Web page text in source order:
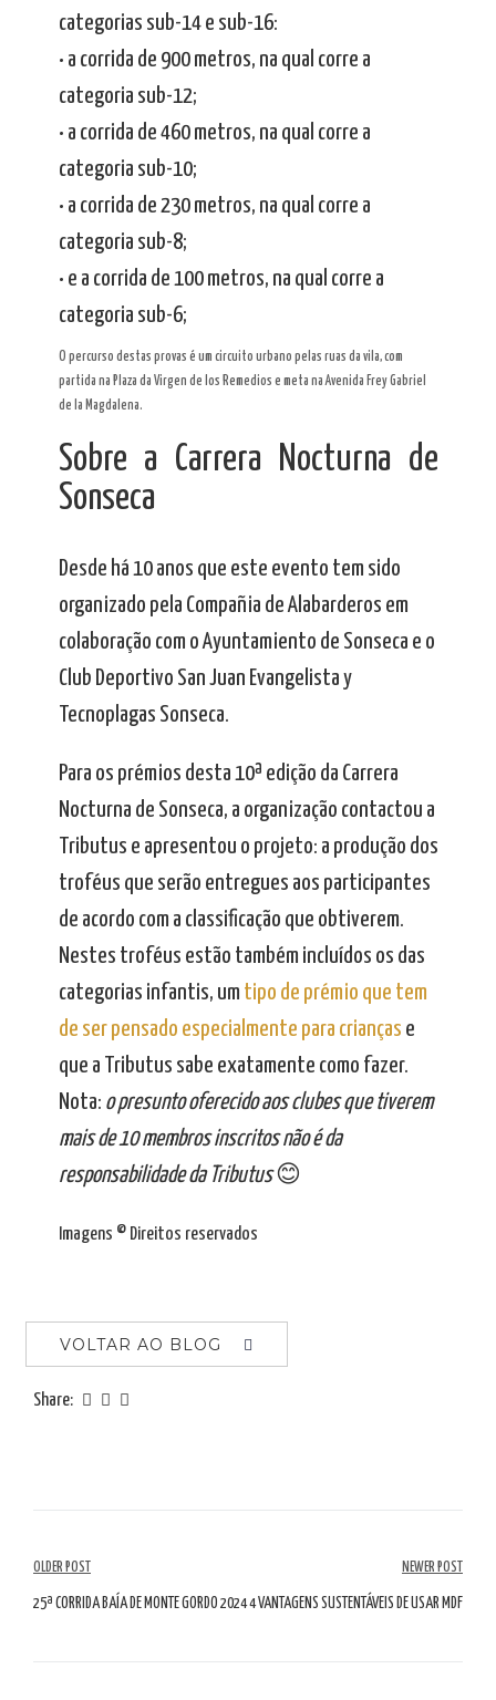
categorias sub-14 e sub-16:
• a corrida de 900 metros, na qual corre a
categoria sub-12;
• a corrida de 460 metros, na qual corre a
categoria sub-10;
• a corrida de 230 metros, na qual corre a
categoria sub-8;
• e a corrida de 100 metros, na qual corre a
categoria sub-6;
O percurso destas provas é um circuito urbano pelas ruas da vila, com
partida na Plaza da Virgen de los Remedios e meta na Avenida Frey Gabriel
de la Magdalena.
Sobre a Carrera Nocturna de
Sonseca
Desde há 10 anos que este evento tem sido
organizado pela Compañia de Alabarderos em
colaboração com o Ayuntamiento de Sonseca e o
Club Deportivo San Juan Evangelista y
Tecnoplagas Sonseca.
Para os prémios desta 10ª edição da Carrera
Nocturna de Sonseca, a organização contactou a
Tributus e apresentou o projeto: a produção dos
troféus que serão entregues aos participantes
de acordo com a classificação que obtiverem.
Nestes troféus estão também incluídos os das
categorias infantis, um tipo de prémio que tem
de ser pensado especialmente para crianças e
que a Tributus sabe exatamente como fazer.
Nota: o presunto oferecido aos clubes que tiverem
mais de 10 membros inscritos não é da
responsabilidade da Tributus😊
Imagens © Direitos reservados
VOLTAR AO BLOG
Share:
Navegação
de
OLDER POST
25ª CORRIDA BAÍA DE MONTE GORDO 2024
NEWER POST
4 VANTAGENS SUSTENTÁVEIS DE USAR MDF